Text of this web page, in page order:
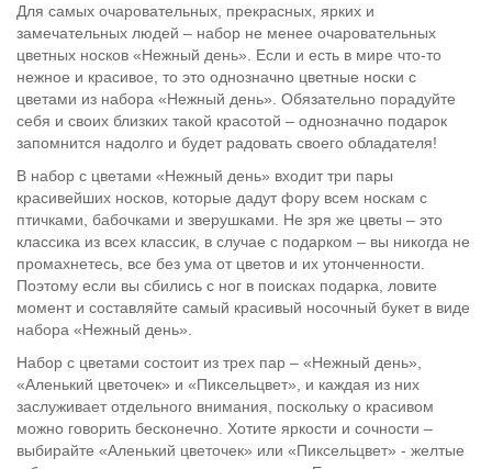
Для самых очаровательных, прекрасных, ярких и
замечательных людей – набор не менее очаровательных
цветных носков «Нежный день». Если и есть в мире что-то
нежное и красивое, то это однозначно цветные носки с
цветами из набора «Нежный день». Обязательно порадуйте
себя и своих близких такой красотой – однозначно подарок
запомнится надолго и будет радовать своего обладателя!
В набор с цветами «Нежный день» входит три пары
красивейших носков, которые дадут фору всем носкам с
птичками, бабочками и зверушками. Не зря же цветы – это
классика из всех классик, в случае с подарком – вы никогда не
промахнетесь, все без ума от цветов и их утонченности.
Поэтому если вы сбились с ног в поисках подарка, ловите
момент и составляйте самый красивый носочный букет в виде
набора «Нежный день».
Набор с цветами состоит из трех пар – «Нежный день»,
«Аленький цветочек» и «Пиксельцвет», и каждая из них
заслуживает отдельного внимания, поскольку о красивом
можно говорить бесконечно. Хотите яркости и сочности –
выбирайте «Аленький цветочек» или «Пиксельцвет» - желтые